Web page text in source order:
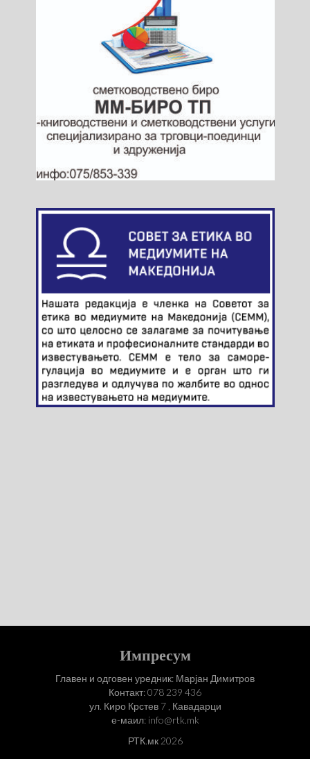
Импресум
Главен и одговен уредник: Марјан Димитров
Контакт: 078 239 436
ул. Киро Крстев 7 , Кавадарци
е-маил: info@rtk.mk
РТК.мк 2026